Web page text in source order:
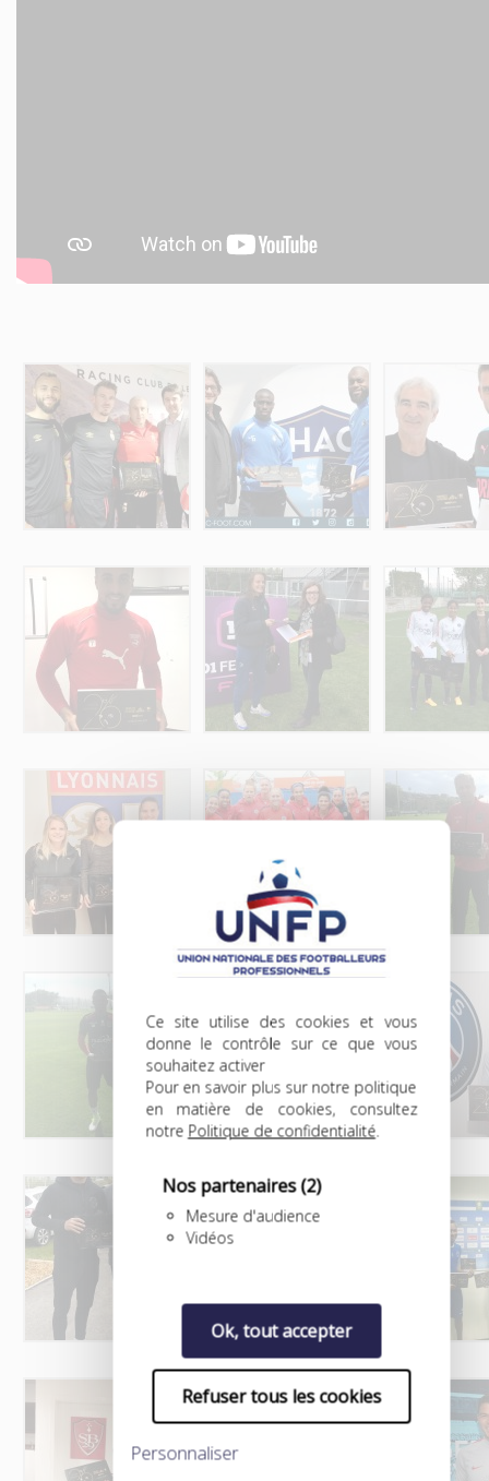
Ce site utilise des cookies et vous
donne le contrôle sur ce que vous
souhaitez activer
Pour en savoir plus sur notre politique
en matière de cookies, consultez
notre Politique de confidentialité.
Nos partenaires(2)
Mesure d'audience
Vidéos
Ok, tout accepter
Refuser tous les cookies
Personnaliser